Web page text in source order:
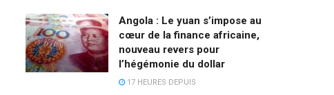
Angola : Le yuan s’impose au
cœur de la finance africaine,
nouveau revers pour
l’hégémonie du dollar
17 HEURES DEPUIS